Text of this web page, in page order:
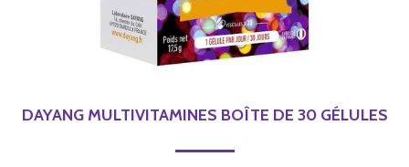
DAYANG MULTIVITAMINES BOÎTE DE 30 GÉLULES